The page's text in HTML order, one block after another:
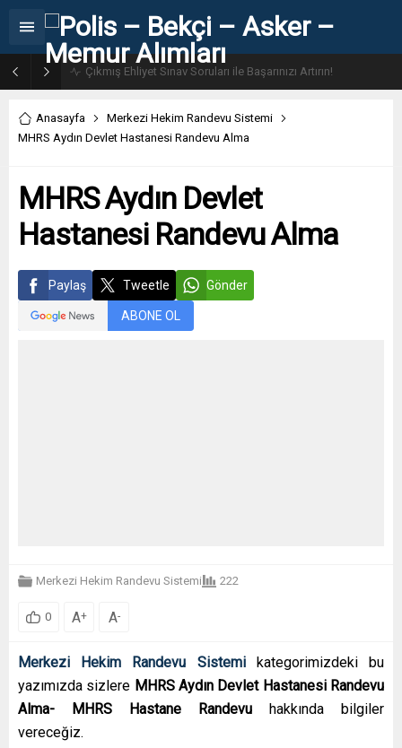
Anasayfa
Merkezi Hekim Randevu Sistemi
MHRS Aydın Devlet Hastanesi Randevu Alma
MHRS Aydın Devlet
Hastanesi Randevu Alma
Paylaş Tweetle Gönder
ABONE OL
Merkezi Hekim Randevu Sistemi 222
0 A+ A-
Merkezi Hekim Randevu Sistemikategorimizdeki bu
yazımızda sizlere MHRS Aydın Devlet Hastanesi Randevu
Alma- MHRS Hastane Randevu hakkında bilgiler
vereceğiz.